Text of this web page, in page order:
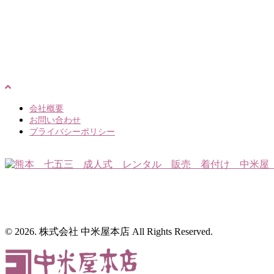
会社概要
お問い合わせ
プライバシーポリシー
© 2026. 株式会社 中米屋本店 All Rights Reserved.